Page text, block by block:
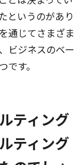
というのがあり
通じてさまざま
ビジネスのベー
す。
ティング
ティング